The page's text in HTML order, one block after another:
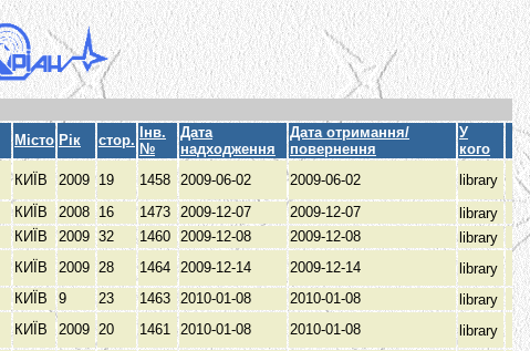
Місто Рік стор.
Інв.
№
Дата
надходження
Дата отримання/
повернення
У
кого
КИЇВ 2009 19 1458 2009-06-02 2009-06-02
library
КИЇВ 2008 16 1473 2009-12-07 2009-12-07
library
КИЇВ 2009 32 1460 2009-12-08 2009-12-08
library
КИЇВ 2009 28 1464 2009-12-14 2009-12-14
library
КИЇВ 9 23 1463 2010-01-08 2010-01-08
library
КИЇВ 2009 20 1461 2010-01-08 2010-01-08
library